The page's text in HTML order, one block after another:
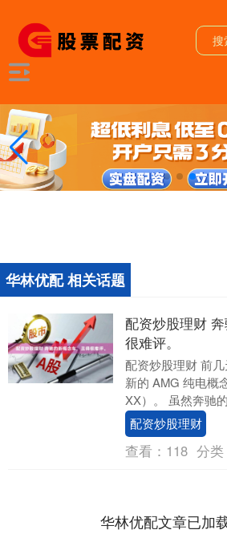
华林优配 相关话题
配资炒股理财
很难评。
配资炒股理财 前
新的 AMG 纯电概
XX）。 虽然奔驰
再扑了，但是你永
配资炒股理财
查看： 118 分类
华林优配文章已加